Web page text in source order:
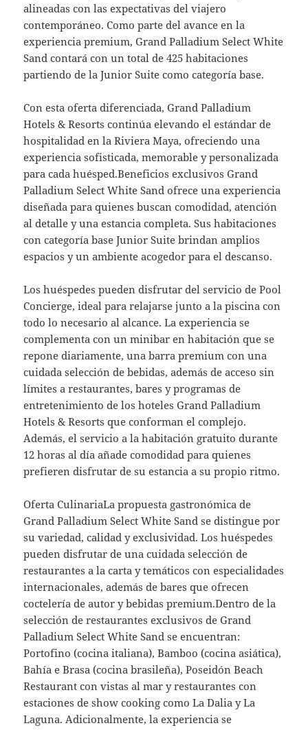
alineadas con las expectativas del viajero
contemporáneo. Como parte del avance en la
experiencia premium, Grand Palladium Select White
Sand contará con un total de 425 habitaciones
partiendo de la Junior Suite como categoría base.
Con esta oferta diferenciada, Grand Palladium
Hotels & Resorts continúa elevando el estándar de
hospitalidad en la Riviera Maya, ofreciendo una
experiencia sofisticada, memorable y personalizada
para cada huésped.Beneficios exclusivos Grand
Palladium Select White Sand ofrece una experiencia
diseñada para quienes buscan comodidad, atención
al detalle y una estancia completa. Sus habitaciones
con categoría base Junior Suite brindan amplios
espacios y un ambiente acogedor para el descanso.
Los huéspedes pueden disfrutar del servicio de Pool
Concierge, ideal para relajarse junto a la piscina con
todo lo necesario al alcance. La experiencia se
complementa con un minibar en habitación que se
repone diariamente, una barra premium con una
cuidada selección de bebidas, además de acceso sin
límites a restaurantes, bares y programas de
entretenimiento de los hoteles Grand Palladium
Hotels & Resorts que conforman el complejo.
Además, el servicio a la habitación gratuito durante
12 horas al día añade comodidad para quienes
prefieren disfrutar de su estancia a su propio ritmo.
Oferta CulinariaLa propuesta gastronómica de
Grand Palladium Select White Sand se distingue por
su variedad, calidad y exclusividad. Los huéspedes
pueden disfrutar de una cuidada selección de
restaurantes a la carta y temáticos con especialidades
internacionales, además de bares que ofrecen
coctelería de autor y bebidas premium.Dentro de la
selección de restaurantes exclusivos de Grand
Palladium Select White Sand se encuentran:
Portofino (cocina italiana), Bamboo (cocina asiática),
Bahía e Brasa (cocina brasileña), Poseidón Beach
Restaurant con vistas al mar y restaurantes con
estaciones de show cooking como La Dalia y La
Laguna. Adicionalmente, la experiencia se